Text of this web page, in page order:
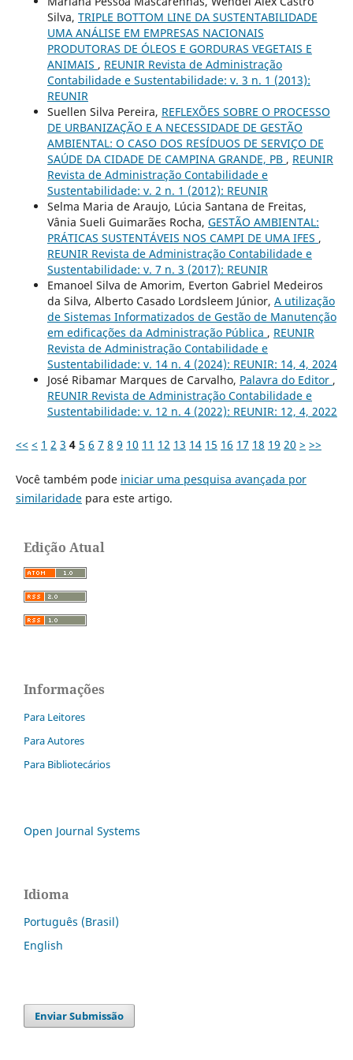
Silva, TRIPLE BOTTOM LINE DA SUSTENTABILIDADE
UMA ANÁLISE EM EMPRESAS NACIONAIS
PRODUTORAS DE ÓLEOS E GORDURAS VEGETAIS E
ANIMAIS , REUNIR Revista de Administração
Contabilidade e Sustentabilidade: v. 3 n. 1 (2013):
REUNIR
Suellen Silva Pereira, REFLEXÕES SOBRE O PROCESSO
DE URBANIZAÇÃO E A NECESSIDADE DE GESTÃO
AMBIENTAL: O CASO DOS RESÍDUOS DE SERVIÇO DE
SAÚDE DA CIDADE DE CAMPINA GRANDE, PB , REUNIR
Revista de Administração Contabilidade e
Sustentabilidade: v. 2 n. 1 (2012): REUNIR
Selma Maria de Araujo, Lúcia Santana de Freitas,
Vânia Sueli Guimarães Rocha, GESTÃO AMBIENTAL:
PRÁTICAS SUSTENTÁVEIS NOS CAMPI DE UMA IFES ,
REUNIR Revista de Administração Contabilidade e
Sustentabilidade: v. 7 n. 3 (2017): REUNIR
Emanoel Silva de Amorim, Everton Gabriel Medeiros
da Silva, Alberto Casado Lordsleem Júnior, A utilização
de Sistemas Informatizados de Gestão de Manutenção
em edificações da Administração Pública , REUNIR
Revista de Administração Contabilidade e
Sustentabilidade: v. 14 n. 4 (2024): REUNIR: 14, 4, 2024
José Ribamar Marques de Carvalho, Palavra do Editor ,
REUNIR Revista de Administração Contabilidade e
Sustentabilidade: v. 12 n. 4 (2022): REUNIR: 12, 4, 2022
<< < 1 2 3 4 5 6 7 8 9 10 11 12 13 14 15 16 17 18 19 20 > >>
Você também pode iniciar uma pesquisa avançada por
similaridadepara este artigo.
Edição Atual
Informações
Para Leitores
Para Autores
Para Bibliotecários
Open Journal Systems
Idioma
Português (Brasil)
English
Enviar Submissão